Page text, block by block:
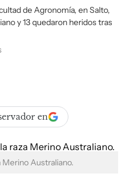
de Agronomía, en Salto,
y 13 quedaron heridos tras
en
Merino Australiano.